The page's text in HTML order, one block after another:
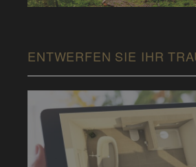
ENTWERFEN SIE IHR